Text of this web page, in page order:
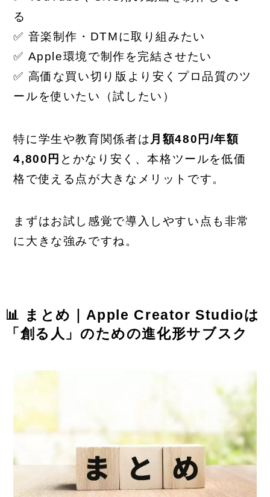
る
✅ 音楽制作・DTMに取り組みたい
✅ Apple環境で制作を完結させたい
✅ 高価な買い切り版より安くプロ品質のツ
ールを使いたい（試したい）
特に学生や教育関係者は 月額480円/年額
4,800円 とかなり安く、本格ツールを低価
格で使える点が大きなメリットです。
まずはお試し感覚で導入しやすい点も非常
に大きな強みですね。
📊 まとめ｜Apple Creator Studioは
「創る人」のための進化形サブスク